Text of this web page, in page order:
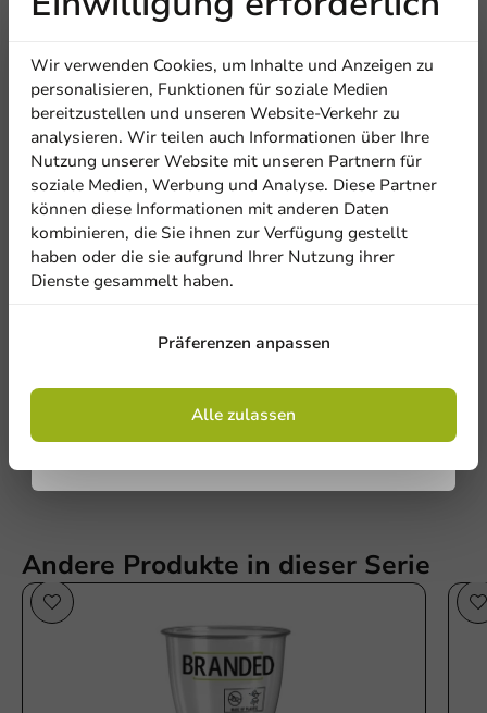
Firma
Standort
Land
E-Mail
No products selected.
Bedrucktes Plastikglas Pulsar Soul (PET) 250cc (300cc max)
Eine Bewertung schreiben
Andere Produkte in dieser Serie
Wir verwenden Cookies, um Inhalte und Anzeigen zu
personalisieren, Funktionen für soziale Medien
bereitzustellen und unseren Website-Verkehr zu
analysieren. Wir teilen auch Informationen über Ihre
Nutzung unserer Website mit unseren Partnern für
soziale Medien, Werbung und Analyse. Diese Partner
können diese Informationen mit anderen Daten
kombinieren, die Sie ihnen zur Verfügung gestellt
haben oder die sie aufgrund Ihrer Nutzung ihrer
Dienste gesammelt haben.
Präferenzen anpassen
Alle zulassen
Erhalten Sie
5% Rabatt
Abonnieren Sie unseren
Newsletter!
denAllgemeinen Geschäftsbedingungen
einverstanden
Datenschutzrichtlinie.